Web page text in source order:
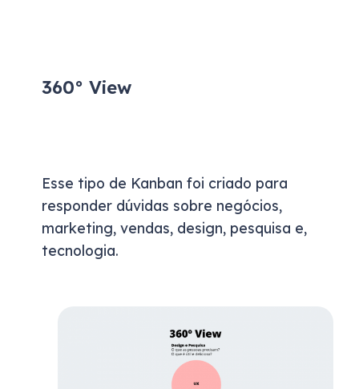
360° View
Esse tipo de Kanban foi criado para
responder dúvidas sobre negócios,
marketing, vendas, design, pesquisa e,
tecnologia.